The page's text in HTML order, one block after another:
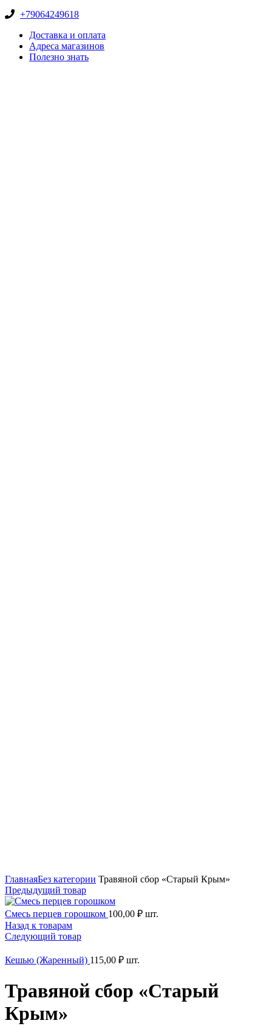
+79064249618
Доставка и оплата
Адреса магазинов
Полезно знать
ГлавнаяБез категории Травяной сбор «Старый Крым»
Предыдущий товар
Смесь перцев горошком 100,00 ₽ шт.
Назад к товарам
Следующий товар
Кешью (Жаренный) 115,00 ₽ шт.
Травяной сбор «Старый
Крым»